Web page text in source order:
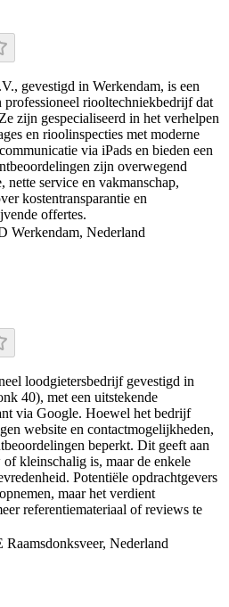
gevestigd in Werkendam, is een
professioneel riooltechniekbedrijf dat
zijn gespecialiseerd in het verhelpen
en rioolinspecties met moderne
via iPads en bieden een
zijn overwegend
service en vakmanschap,
kostentransparantie en
offertes.
Werkendam, Nederland
loodgietersbedrijf gevestigd in
40), met een uitstekende
via Google. Hoewel het bedrijf
website en contactmogelijkheden,
beperkt. Dit geeft aan
kleinschalig is, maar de enkele
Potentiële opdrachtgevers
maar het verdient
referentie­materiaal of reviews te
Nederland